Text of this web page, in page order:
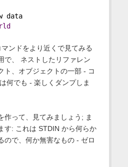
data
ンドをより近くで見てみる
で、 ネストしたリファレン
ト、オブジェクトの一部 - コ
何でも - 楽しくダンプしま
作って、見てみましょう; ま
す: これは STDIN から何らか
ので、何か無害なもの - ゼロ